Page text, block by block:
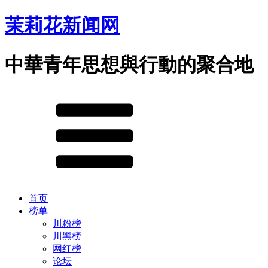
茉莉花新闻网
中華青年思想與行動的聚合地
首页
榜单
川粉榜
川黑榜
网红榜
论坛